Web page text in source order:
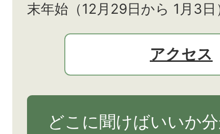
末年始（12月29日から 1月3
アクセス
どこに聞けばいいか